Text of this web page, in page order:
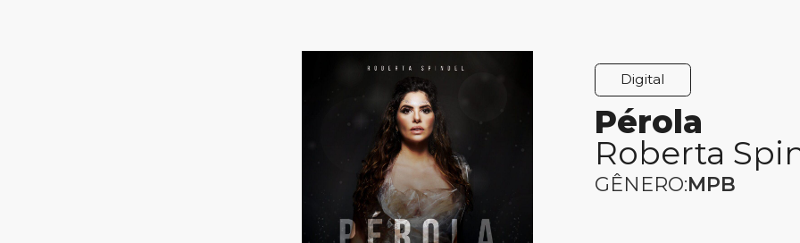
Digital
Pérola
Roberta
GÊNERO:MPB